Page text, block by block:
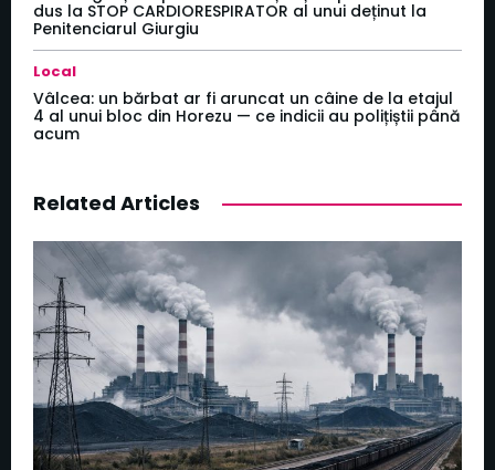
dus la STOP CARDIORESPIRATOR al unui deținut la
Penitenciarul Giurgiu
Local
Vâlcea: un bărbat ar fi aruncat un câine de la etajul
4 al unui bloc din Horezu — ce indicii au polițiștii până
acum
Related Articles